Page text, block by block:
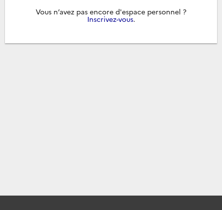
Vous n’avez pas encore d'espace personnel ?
Inscrivez-vous.